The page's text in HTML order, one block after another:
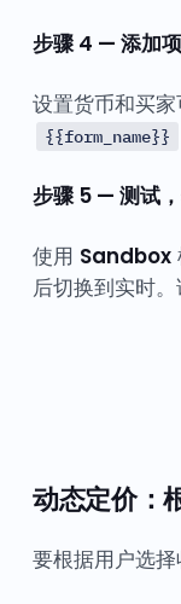
步骤 4 — 添加
设置货币和买
{{form_name}}
步骤 5 — 测试
使用 Sandbox
后切换到实时
动态定价：
要根据用户选择